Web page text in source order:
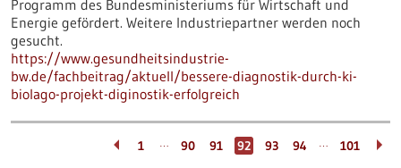
Programm des Bundesministeriums für Wirtschaft und
Energie gefördert. Weitere Industriepartner werden noch
gesucht.
https://www.gesundheitsindustrie-
bw.de/fachbeitrag/aktuell/bessere-diagnostik-durch-ki-
biolago-projekt-diginostik-erfolgreich
1 … 90 91 92 93 94 … 101